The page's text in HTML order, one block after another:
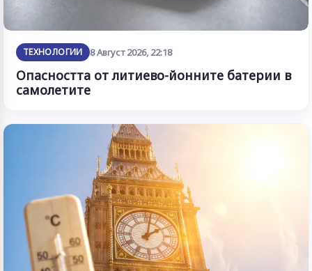
ТЕХНОЛОГИИ 8 Август 2026, 22:18
Опасността от литиево-йонните батерии в
самолетите